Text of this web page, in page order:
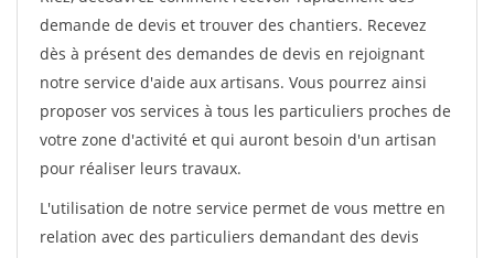
demande de devis et trouver des chantiers. Recevez
dès à présent des demandes de devis en rejoignant
notre service d'aide aux artisans. Vous pourrez ainsi
proposer vos services à tous les particuliers proches de
votre zone d'activité et qui auront besoin d'un artisan
pour réaliser leurs travaux.
L'utilisation de notre service permet de vous mettre en
relation avec des particuliers demandant des devis